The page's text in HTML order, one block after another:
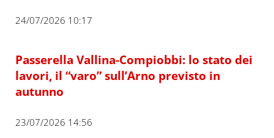
24/07/2026 10:17
Passerella Vallina-Compiobbi: lo stato dei
lavori, il “varo” sull’Arno previsto in
autunno
23/07/2026 14:56